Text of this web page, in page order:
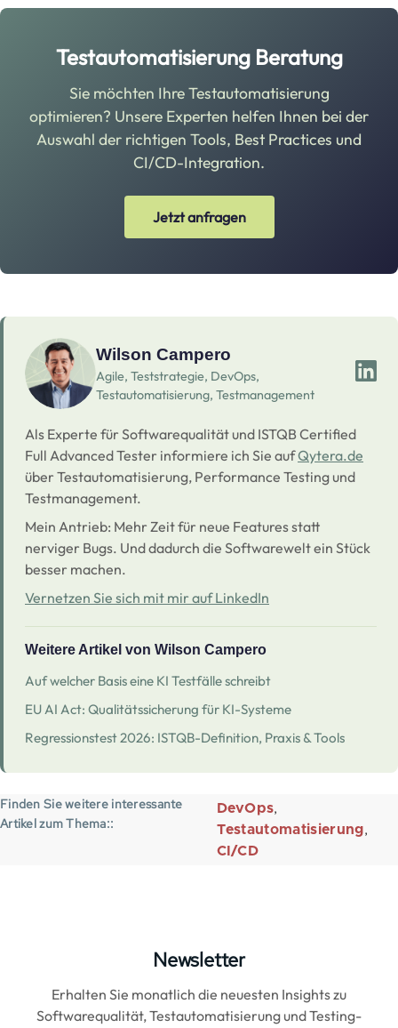
Testautomatisierung Beratung
Sie möchten Ihre Testautomatisierung
optimieren? Unsere Experten helfen Ihnen bei der
Auswahl der richtigen Tools, Best Practices und
CI/CD-Integration.
Jetzt anfragen
Wilson Campero
Agile, Teststrategie, DevOps,
Testautomatisierung, Testmanagement
Als Experte für Softwarequalität und ISTQB Certified
Full Advanced Tester informiere ich Sie aufQytera.de
über Testautomatisierung, Performance Testing und
Testmanagement.
Mein Antrieb: Mehr Zeit für neue Features statt
nerviger Bugs. Und dadurch die Softwarewelt ein Stück
besser machen.
Vernetzen Sie sich mit mir auf LinkedIn
Weitere Artikel von Wilson Campero
Auf welcher Basis eine KI Testfälle schreibt
EU AI Act: Qualitätssicherung für KI-Systeme
Regressionstest 2026: ISTQB-Definition, Praxis & Tools
Finden Sie weitere interessante
Artikel zum Thema:
DevOps
Testautomatisierung
CI/CD
Newsletter
Erhalten Sie monatlich die neuesten Insights zu
Softwarequalität, Testautomatisierung und Testing-